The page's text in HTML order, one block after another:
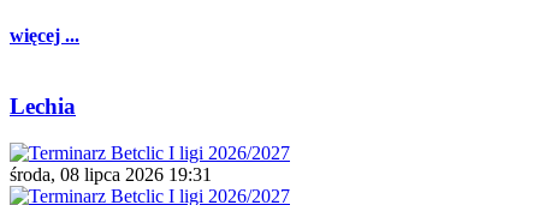
więcej ...
Lechia
środa, 08 lipca 2026 19:31